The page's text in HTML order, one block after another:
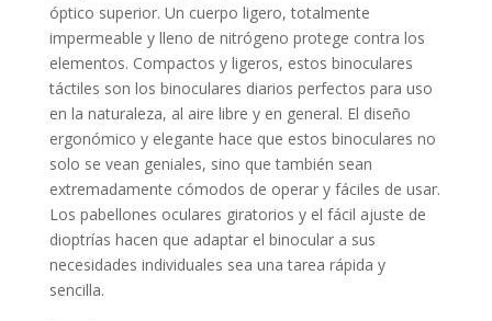
óptico superior. Un cuerpo ligero, totalmente
impermeable y lleno de nitrógeno protege contra los
elementos. Compactos y ligeros, estos binoculares
táctiles son los binoculares diarios perfectos para uso
en la naturaleza, al aire libre y en general. El diseño
ergonómico y elegante hace que estos binoculares no
solo se vean geniales, sino que también sean
extremadamente cómodos de operar y fáciles de usar.
Los pabellones oculares giratorios y el fácil ajuste de
dioptrías hacen que adaptar el binocular a sus
necesidades individuales sea una tarea rápida y
sencilla.